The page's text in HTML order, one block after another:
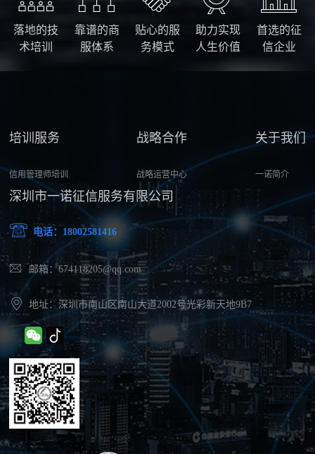
落地的技
术培训
靠谱的商
服体系
贴心的服
务模式
助力实现
人生价值
首选的征
信企业
培训服务
信用管理师培训
战略合作
战略运营中心
关于我们
一诺简介
深圳市一诺征信服务有限公司
电话：18002581416
邮箱：674118205@qq.com
地址：深圳市南山区南山大道2002号光彩新天地9B7